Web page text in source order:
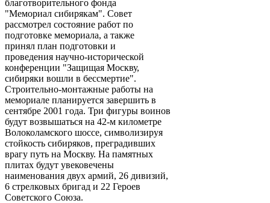
благотворительного фонда
"Мемориал сибирякам". Совет
рассмотрел состояние работ по
подготовке мемориала, а также
принял план подготовки и
проведения научно-исторической
конференции "Защищая Москву,
сибиряки вошли в бессмертие".
Строительно-монтажные работы на
мемориале планируется завершить в
сентябре 2001 года. Три фигуры воинов
будут возвышаться на 42-м километре
Волоколамского шоссе, символизируя
стойкость сибиряков, преградивших
врагу путь на Москву. На памятных
плитах будут увековечены
наименования двух армий, 26 дивизий,
6 стрелковых бригад и 22 Героев
Советского Союза.